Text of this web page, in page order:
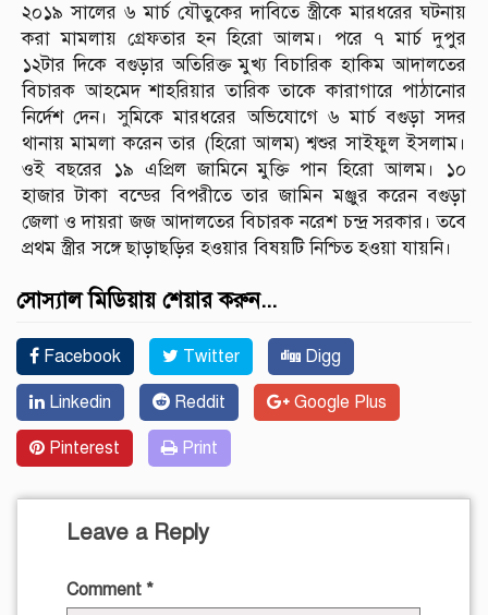
২০১৯ সালের ৬ মার্চ যৌতুকের দাবিতে স্ত্রীকে মারধরের ঘটনায়
করা মামলায় গ্রেফতার হন হিরো আলম। পরে ৭ মার্চ দুপুর
১২টার দিকে বগুড়ার অতিরিক্ত মুখ্য বিচারিক হাকিম আদালতের
বিচারক আহমেদ শাহরিয়ার তারিক তাকে কারাগারে পাঠানোর
নির্দেশ দেন। সুমিকে মারধরের অভিযোগে ৬ মার্চ বগুড়া সদর
থানায় মামলা করেন তার (হিরো আলম) শ্বশুর সাইফুল ইসলাম।
ওই বছরের ১৯ এপ্রিল জামিনে মুক্তি পান হিরো আলম। ১০
হাজার টাকা বন্ডের বিপরীতে তার জামিন মঞ্জুর করেন বগুড়া
জেলা ও দায়রা জজ আদালতের বিচারক নরেশ চন্দ্র সরকার। তবে
প্রথম স্ত্রীর সঙ্গে ছাড়াছড়ির হওয়ার বিষয়টি নিশ্চিত হওয়া যায়নি।
সোস্যাল মিডিয়ায় শেয়ার করুন...
Facebook Twitter Digg
Linkedin Reddit Google Plus
Pinterest Print
Leave a Reply
Comment *